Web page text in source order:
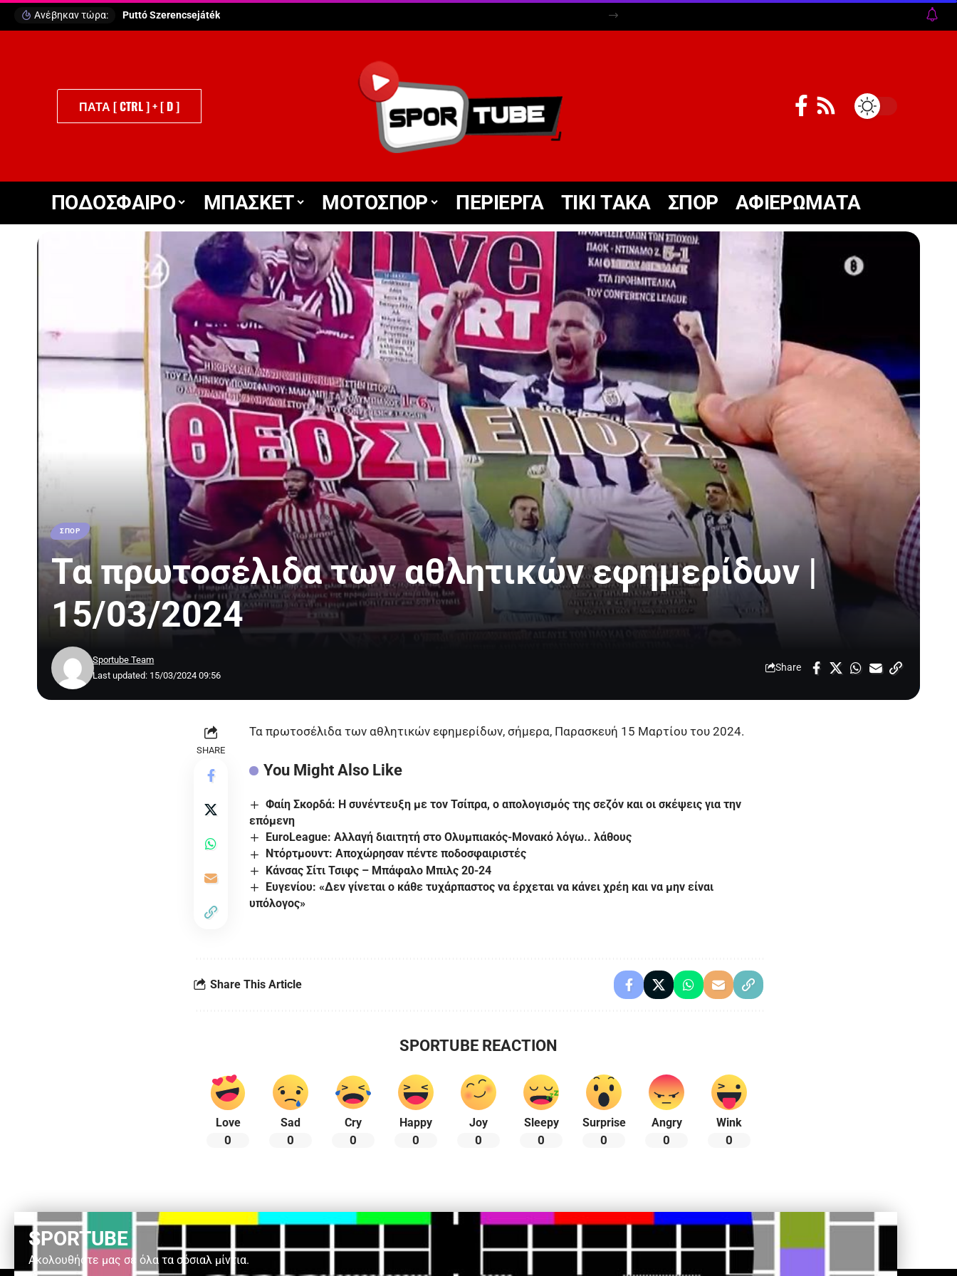
Ανέβηκαν τώρα: Puttó Szerencsejáték
ΠΑΤΑ [ CTRL ] + [ D ]
ΠΟΔΟΣΦΑΙΡΟ ΜΠΑΣΚΕΤ ΜΟΤΟΣΠΟΡ ΠΕΡΙΕΡΓΑ TIKΙ TΑΚΑ ΣΠΟΡ ΑΦΙΕΡΩΜΑΤΑ
ΣΠΟΡ
Τα πρωτοσέλιδα των αθλητικών εφημερίδων |
15/03/2024
Last updated: 15/03/2024 09:56
Sportube Team
Share
SHARE
Τα πρωτοσέλιδα των αθλητικών εφημερίδων, σήμερα, Παρασκευή 15 Μαρτίου του 2024.
You Might Also Like
Φαίη Σκορδά: Η συνέντευξη με τον Τσίπρα, ο απολογισμός της σεζόν και οι σκέψεις για την
επόμενη
EuroLeague: Αλλαγή διαιτητή στο Ολυμπιακός-Μονακό λόγω.. λάθους
Ντόρτμουντ: Αποχώρησαν πέντε ποδοσφαιριστές
Κάνσας Σίτι Τσιφς – Μπάφαλο Μπιλς 20-24
Ευγενίου: «Δεν γίνεται ο κάθε τυχάρπαστος να έρχεται να κάνει χρέη και να μην είναι
υπόλογος»
Share This Article
SPORTUBE REACTION
Love
0
Sad
0
Cry
0
Happy
0
Joy
0
Sleepy
0
Surprise
0
Angry
0
Wink
0
SPORTUBE
Ακολουθήστε μας σε όλα τα σόσιαλ μίντια.